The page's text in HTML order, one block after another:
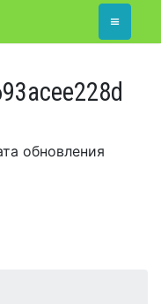
≡
обновления